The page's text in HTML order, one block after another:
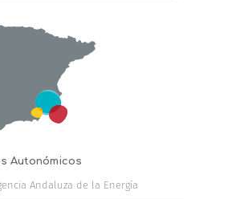
Autonómicos
Andaluza de la Energía